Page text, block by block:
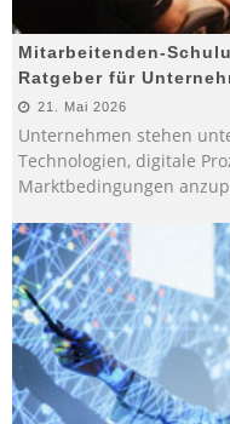
Mitarbeitenden-
Ratgeber für
21. Mai 2026
Unternehmen stehen
Technologien, digitale
Marktbedingungen